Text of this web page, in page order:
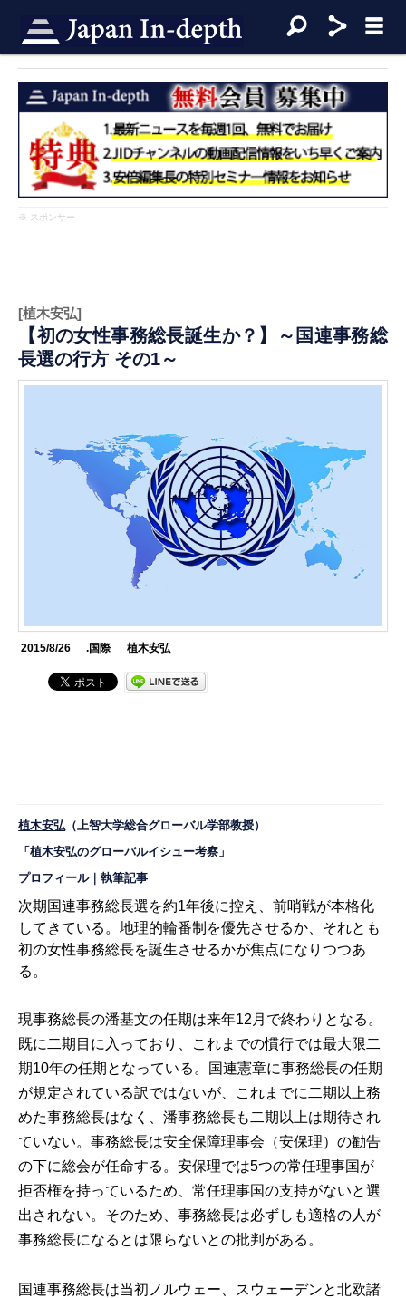
※ スポンサー
[植木安弘]
【初の女性事務総長誕生か？】～国連事務総
長選の行方 その1～
2015/8/26 .国際 植木安弘
植木安弘 （上智大学総合グローバル学部教授）
「植木安弘のグローバルイシュー考察」
プロフィール｜執筆記事
次期国連事務総長選を約1年後に控え、前哨戦が本格化
してきている。地理的輪番制を優先させるか、それとも
初の女性事務総長を誕生させるかが焦点になりつつあ
る。
現事務総長の潘基文の任期は来年12月で終わりとなる。
既に二期目に入っており、これまでの慣行では最大限二
期10年の任期となっている。国連憲章に事務総長の任期
が規定されている訳ではないが、これまでに二期以上務
めた事務総長はなく、潘事務総長も二期以上は期待され
ていない。事務総長は安全保障理事会（安保理）の勧告
の下に総会が任命する。安保理では5つの常任理事国が
拒否権を持っているため、常任理事国の支持がないと選
出されない。そのため、事務総長は必ずしも適格の人が
事務総長になるとは限らないとの批判がある。
国連事務総長は当初ノルウェー、スウェーデンと北欧諸